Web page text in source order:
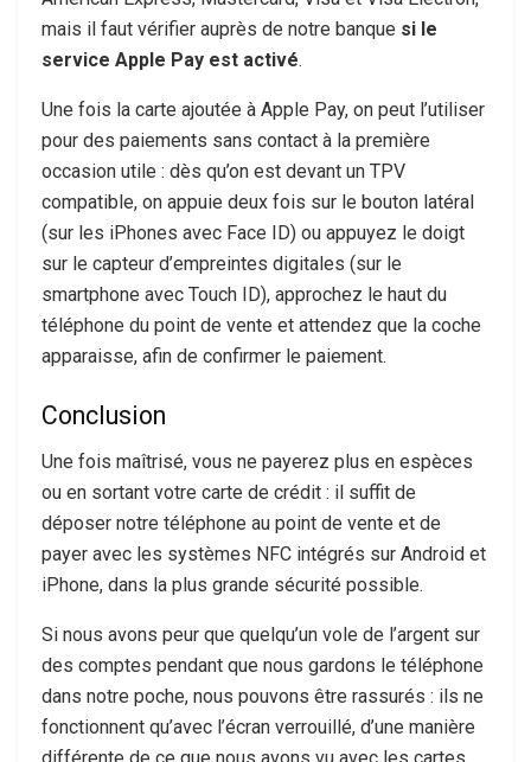
mais il faut vérifier auprès de notre banque si le
service Apple Pay est activé.
Une fois la carte ajoutée à Apple Pay, on peut l’utiliser
pour des paiements sans contact à la première
occasion utile : dès qu’on est devant un TPV
compatible, on appuie deux fois sur le bouton latéral
(sur les iPhones avec Face ID) ou appuyez le doigt
sur le capteur d’empreintes digitales (sur le
smartphone avec Touch ID), approchez le haut du
téléphone du point de vente et attendez que la coche
apparaisse, afin de confirmer le paiement.
Conclusion
Une fois maîtrisé, vous ne payerez plus en espèces
ou en sortant votre carte de crédit : il suffit de
déposer notre téléphone au point de vente et de
payer avec les systèmes NFC intégrés sur Android et
iPhone, dans la plus grande sécurité possible.
Si nous avons peur que quelqu’un vole de l’argent sur
des comptes pendant que nous gardons le téléphone
dans notre poche, nous pouvons être rassurés : ils ne
fonctionnent qu’avec l’écran verrouillé, d’une manière
différente de ce que nous avons vu avec les cartes